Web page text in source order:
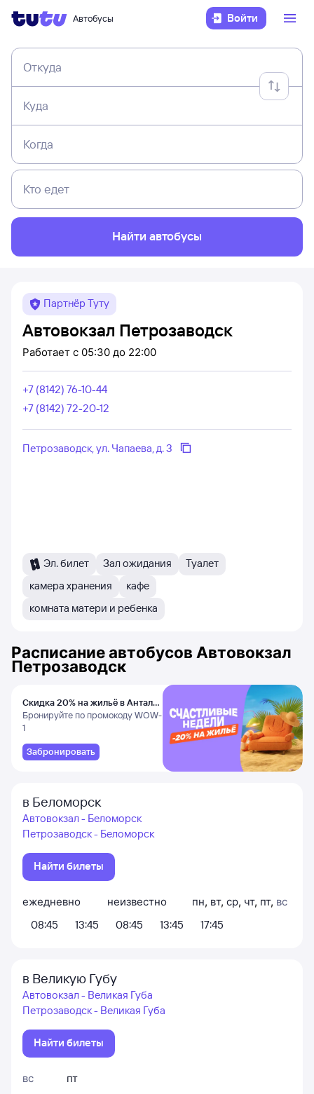
Автобусы Войти
Откуда
Куда
Когда
Кто едет
Найти автобусы
Партнёр Туту
Автовокзал Петрозаводск
Работает с 05:30 до 22:00
+7 (8142) 76-10-44
+7 (8142) 72-20-12
Петрозаводск, ул. Чапаева, д. 3
Эл. билет Зал ожидания
Туалет
камера хранения
кафе
комната матери и ребенка
Расписание автобусов Автовокзал
Петрозаводск
Скидка 20% на жильё в Анталье
и Даламане
Бронируйте по промокоду WOW-
1
Забронировать
в Беломорск
Автовокзал - Беломорск
Петрозаводск - Беломорск
Найти билеты
ежедневно
08:45
13:45
неизвестно
08:45
13:45
пн, вт, ср, чт, пт, вс
17:45
в Великую Губу
Автовокзал - Великая Губа
Петрозаводск - Великая Губа
Найти билеты
вс
пт